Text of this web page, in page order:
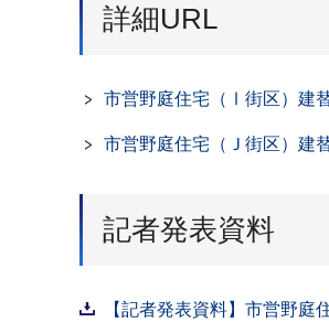
詳細URL
市営野庭住宅（Ⅰ街区）建
市営野庭住宅（Ｊ街区）建
記者発表資料
【記者発表資料】市営野